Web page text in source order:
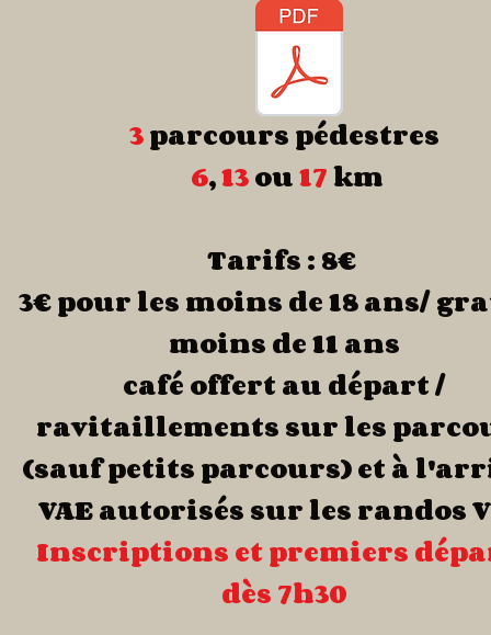
3parcours pédestres
6,13ou17km
Tarifs: 8€
3€ pour les moins de 18 ans/
moins de 11 ans
café offert au départ /
ravitaillements sur les
(sauf petits parcours) et à
VAE autorisés sur les randos
Inscriptions et premiers
dès 7h30